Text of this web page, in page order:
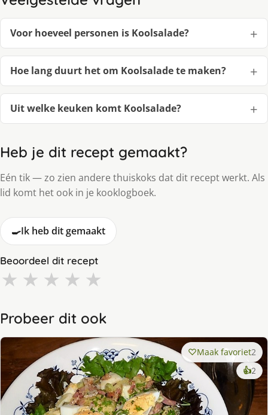
Voor hoeveel personen is Koolsalade?
Hoe lang duurt het om Koolsalade te maken?
Uit welke keuken komt Koolsalade?
Heb je dit recept gemaakt?
Eén tik — zo zien andere thuiskoks dat dit recept werkt. Als
lid komt het ook in je kooklogboek.
🍳Ik heb dit gemaakt
Beoordeel dit recept
★ ★ ★ ★ ★
Probeer dit ook
Maak favoriet2
👍2